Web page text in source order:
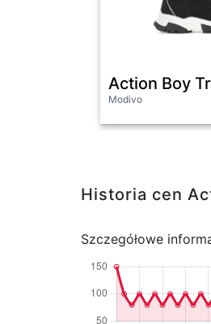
Action Boy
Modivo
Historia cen
Szczegółowe